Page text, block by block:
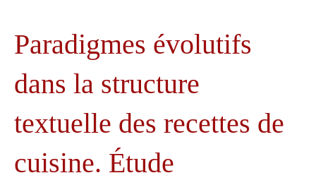
Paradigmes évolutifs
dans la structure
textuelle des recettes de
cuisine. Étude